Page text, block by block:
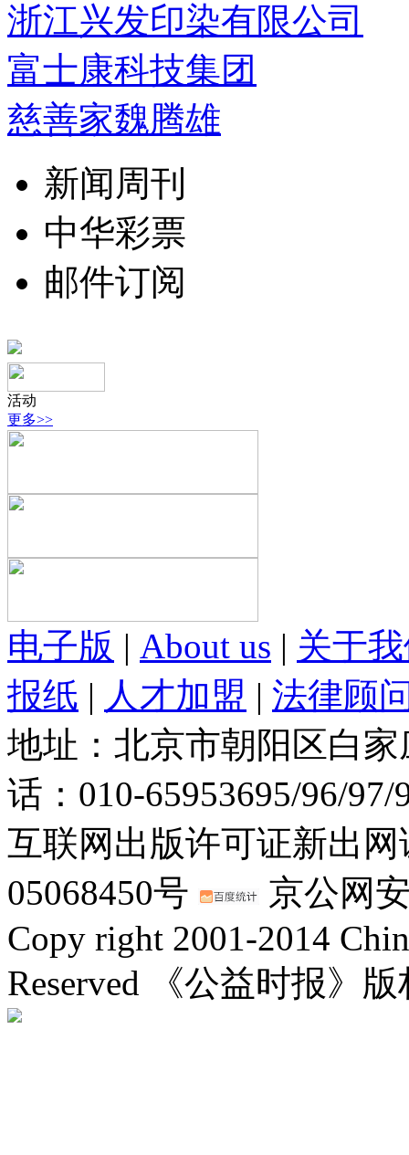
浙江兴发印染有限公司
富士康科技集团
慈善家魏腾雄
新闻周刊
中华彩票
邮件订阅
活动
更多>>
电子版 | About us | 关于
报纸 | 人才加盟 | 法律顾
地址：北京市朝阳区白
话：010-65953695/96/
互联网出版许可证新出
05068450号
京公网
Copy right 2001-2014
Reserved 《公益时报》